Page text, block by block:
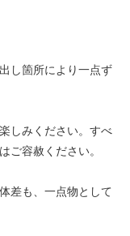
し箇所により一点ず
しみください。すべ
ご容赦ください。
差も、一点物として